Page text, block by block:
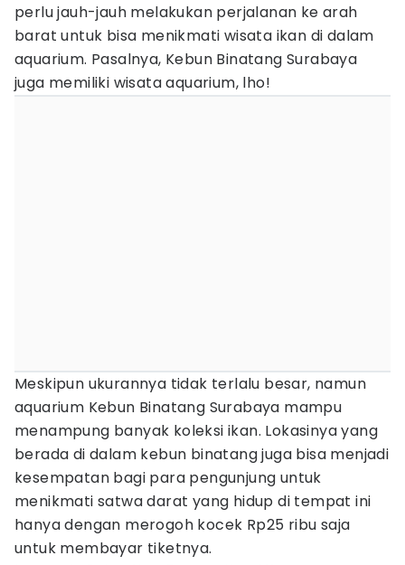
perlu jauh-jauh melakukan perjalanan ke arah
barat untuk bisa menikmati wisata ikan di dalam
aquarium. Pasalnya, Kebun Binatang Surabaya
juga memiliki wisata aquarium, lho!
Meskipun ukurannya tidak terlalu besar, namun
aquarium Kebun Binatang Surabaya mampu
menampung banyak koleksi ikan. Lokasinya yang
berada di dalam kebun binatang juga bisa menjadi
kesempatan bagi para pengunjung untuk
menikmati satwa darat yang hidup di tempat ini
hanya dengan merogoh kocek Rp25 ribu saja
untuk membayar tiketnya.